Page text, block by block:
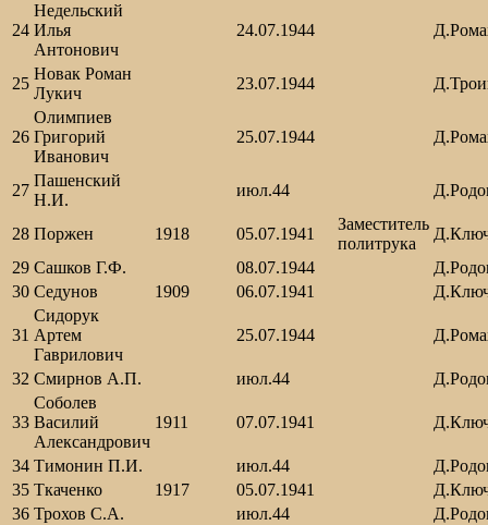
24
Недельский
Илья
Антонович
24.07.1944
25
Новак Роман
Лукич
23.07.1944
26
Олимпиев
Григорий
Иванович
25.07.1944
27
Пашенский
Н.И.
июл.44
28 Поржен 1918 05.07.1941
Заместитель
политрука
29 Сашков Г.Ф. 08.07.1944
30 Седунов 1909 06.07.1941
31
Сидорук
Артем
Гаврилович
25.07.1944
32 Смирнов А.П. июл.44
33
Соболев
Василий
Александрович
1911 07.07.1941
34 Тимонин П.И. июл.44
35 Ткаченко 1917 05.07.1941
36 Трохов С.А. июл.44